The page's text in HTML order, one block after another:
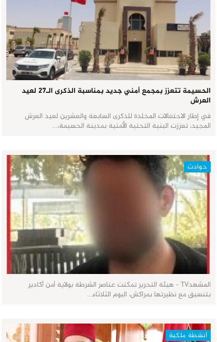
الحسيمة تتعزز بمجمع أمني جديد بمناسبة الذكرى الـ27 لعيد
العرش
في إطار الاحتفالات المخلدة للذكرى السابعة والعشرين لعيد العرش
المجيد، تعززت البنية التحتية الأمنية بمدينة الحسيمة،…
حوادث
المشهدTV - هيئة التحرير تمكنت عناصر الشرطة بولاية أمن أكادير
بتنسيق مع نظيرتها بمراكش، اليوم الثلاثاء…
أنشطة ملكية